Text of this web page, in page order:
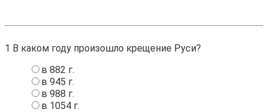
1 В каком году произошло крещение Руси?
в 882 г.
в 945 г.
в 988 г.
в 1054 г.